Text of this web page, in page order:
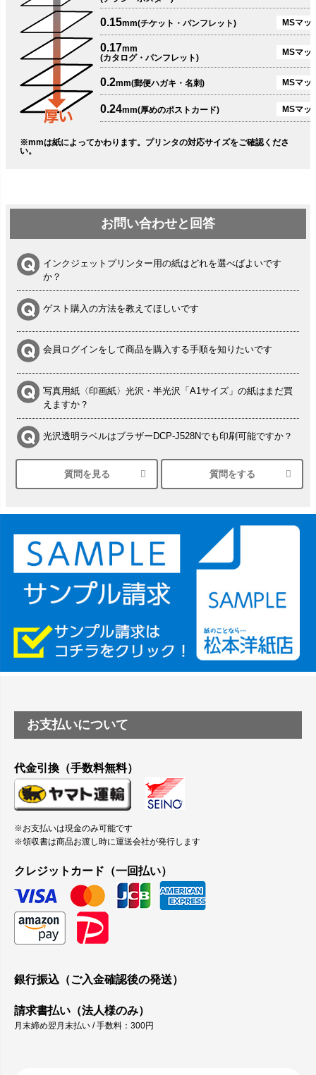
0.15mm(チケット・パンフレット) MSマッ
0.17mm
(カタログ・パンフレット)
MSマッ
0.2mm(郵便ハガキ・名刺) MSマッ
0.24mm(厚めのポストカード) MSマッ
※mmは紙によってかわります。プリンタの対応サイズをご確認くださ
い。
お問い合わせと回答
インクジェットプリンター用の紙はどれを選べばよいです
か？
ゲスト購入の方法を教えてほしいです
会員ログインをして商品を購入する手順を知りたいです
写真用紙〈印画紙〉光沢・半光沢「A1サイズ」の紙はまだ買
えますか？
光沢透明ラベルはブラザーDCP-J528Nでも印刷可能ですか？
シルバーペーパーにEPSON EP-30VAで印刷するときの設定
は？
ーSC-P8050に対応してますか
塩ビのロール紙で離型紙が透明の商品はありますか
つや消し半透明ラベルのロールタイプはありますか？
縦420mm×横650mmの包装紙に適した紙はありますか？
質問を見る 質問をする
お支払いについて
代金引換（手数料無料）
※お支払いは現金のみ可能です
※領収書は商品お渡し時に運送会社が発行します
クレジットカード（一回払い）
銀行振込（ご入金確認後の発送）
請求書払い（法人様のみ）
月末締め翌月末払い / 手数料：300円